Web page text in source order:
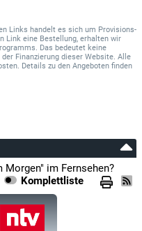
Links handelt es sich um Provisions-
Link eine Bestellung, erhalten wir
Das bedeutet keine
Finanzierung dieser Website. Alle
Details zu den Angeboten finden
im Fernsehen?
Komplettliste